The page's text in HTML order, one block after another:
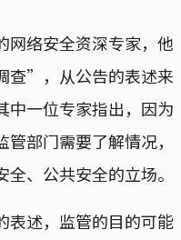
网络安全资深专家，他
”，从公告的表述来
中一位专家指出，因为
部门需要了解情况，
、公共安全的立场。
表述，监管的目的可能